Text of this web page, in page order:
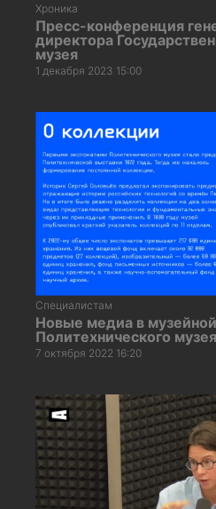
Хроника
Пресс-конференция
директора
музея
1 декабря 2023 15:00
Специалистам
Новые медиа в
Политехнического музея
7 октября 2022 16:20